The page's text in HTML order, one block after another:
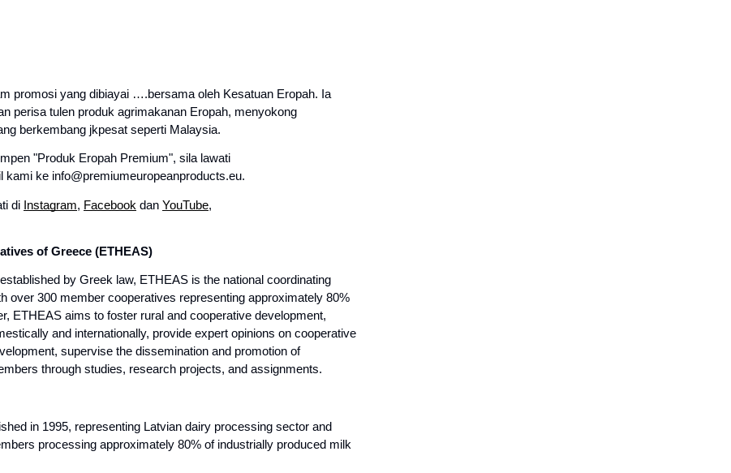
promosi yang dibiayai ….bersama oleh Kesatuan Eropah. Ia
perisa tulen produk agrimakanan Eropah, menyokong
berkembang jkpesat seperti Malaysia.
kami ke info@premiumeuropeanproducts.eu.
di Instagram, Facebook dan YouTube
of Greece (ETHEAS)
by Greek law, ETHEAS is the national coordinating
over 300 member cooperatives representing approximately 80%
ETHEAS aims to foster rural and cooperative development,
and internationally, provide expert opinions on cooperative
supervise the dissemination and promotion of
through studies, research projects, and assignments.
in 1995, representing Latvian dairy processing sector and
processing approximately 80% of industrially produced milk